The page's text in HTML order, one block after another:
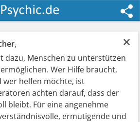
×
,
dazu, Menschen zu unterstützen
Wer Hilfe braucht,
wer helfen möchte, ist
achten darauf, dass der
bleibt. Für eine angenehme
ermutigende und